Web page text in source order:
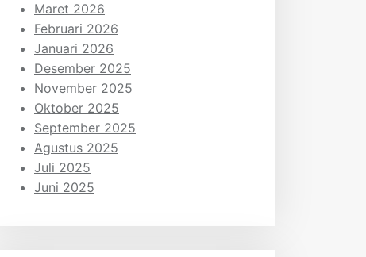
Maret 2026
Februari 2026
Januari 2026
Desember 2025
November 2025
Oktober 2025
September 2025
Agustus 2025
Juli 2025
Juni 2025